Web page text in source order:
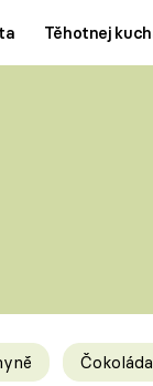
Těhotnej
Čokoláda